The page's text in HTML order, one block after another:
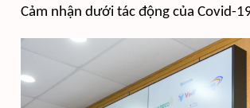
Cảm nhận dưới tác động của Covid-